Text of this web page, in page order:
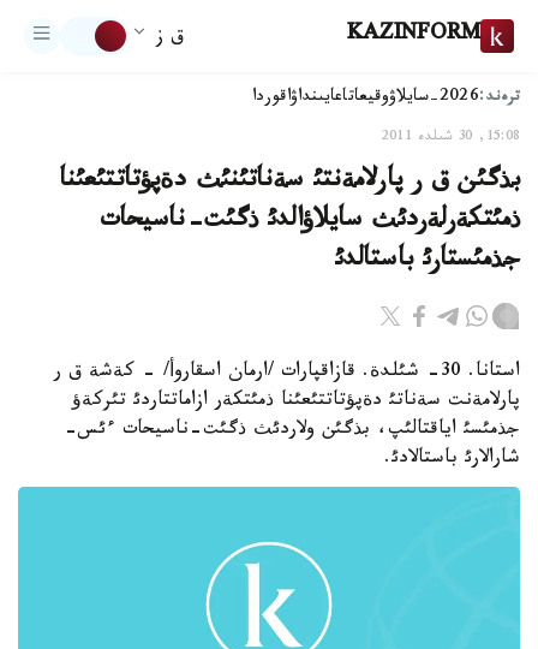
KAZINFORM ق ز
ترەند:2026-سايلاۋ وقيعاتاعايىنداۋاقوردا
15:08, 30 شىلدە 2011
بذگئن ق ر پارلامةنتئ سةناتئنئث دةپؤتاتتئعئنا
ذمئتكةرلةردئث سايلاؤالدئ ذگئت-ناسيحات
جذمئستارئ باستالدئ
استانا. 30- شئلدة. قازاقپارات /ارمان اسقاروأ/ - كةشة ق ر
پارلامةنت سةناتئ دةپؤتاتتئعئنا ذمئتكةر ازاماتتاردئ تئركةؤ
جذمئسئ اياقتالئپ، بذگئن ولاردئث ذگئت-ناسيحات ءئس-
شارالارئ باستالادئ.